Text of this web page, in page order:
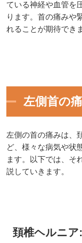
ている神経や血管を
ります。首の痛みや
れることが期待でき
左側首の
左側の首の痛みは、
ど、様々な病気や状
ます。以下では、そ
説していきます。
頚椎ヘルニア